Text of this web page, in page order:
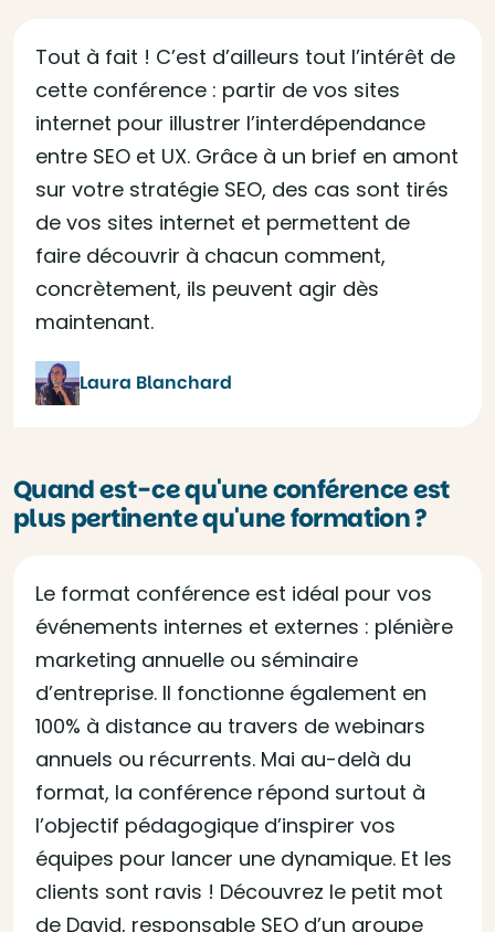
Tout à fait ! C’est d’ailleurs tout l’intérêt de
cette conférence : partir de vos sites
internet pour illustrer l’interdépendance
entre SEO et UX. Grâce à un brief en amont
sur votre stratégie SEO, des cas sont tirés
de vos sites internet et permettent de
faire découvrir à chacun comment,
concrètement, ils peuvent agir dès
maintenant.
Laura Blanchard
Quand est-ce qu'une conférence est
plus pertinente qu'une formation ?
Le format conférence est idéal pour vos
événements internes et externes : plénière
marketing annuelle ou séminaire
d’entreprise. Il fonctionne également en
100% à distance au travers de webinars
annuels ou récurrents. Mai au-delà du
format, la conférence répond surtout à
l’objectif pédagogique d’inspirer vos
équipes pour lancer une dynamique. Et les
clients sont ravis ! Découvrez le petit mot
de David, responsable SEO d’un groupe